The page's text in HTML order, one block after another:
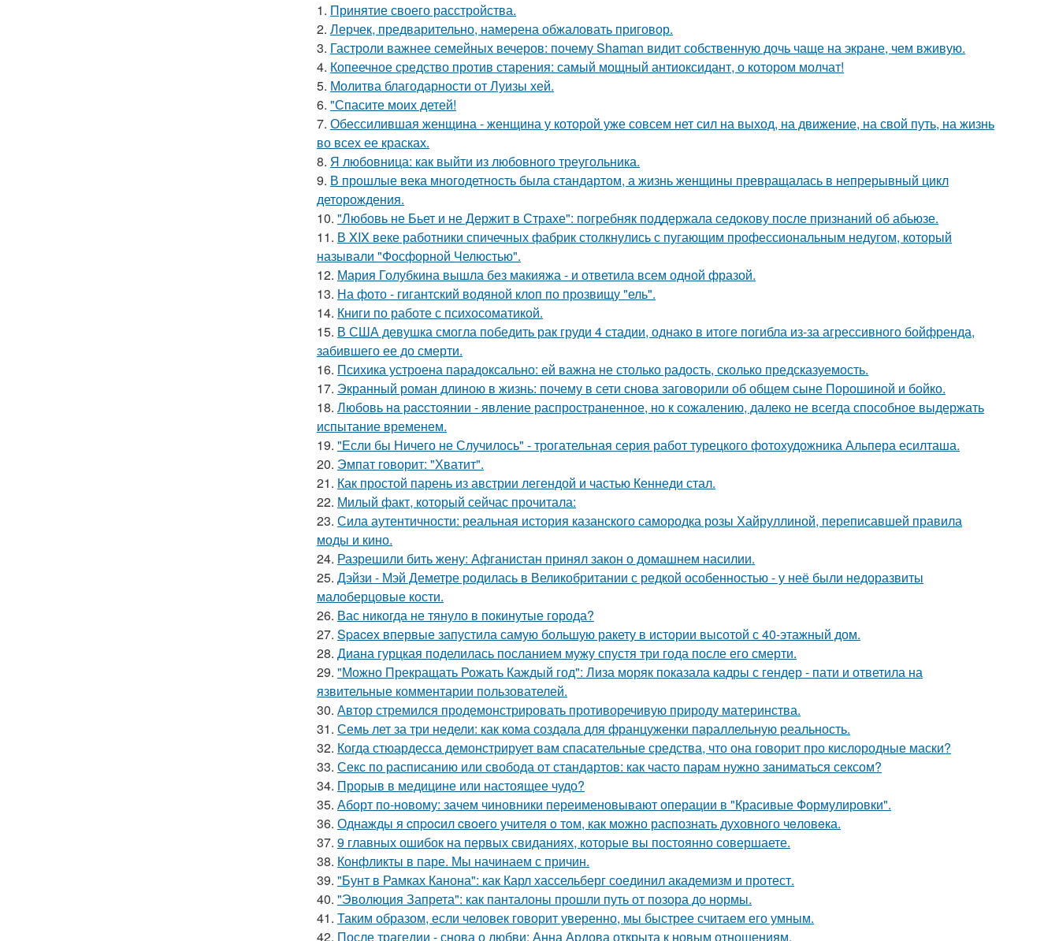
1. Принятие своего расстройства.
2. Лерчек, предварительно, намерена обжаловать приговор.
3. Гастроли важнее семейных вечеров: почему Shaman видит собственную дочь чаще на экране, чем вживую.
4. Копеечное средство против старения: самый мощный антиоксидант, о котором молчат!
5. Молитва благодарности от Луизы хей.
6. "Спасите моих детей!
7. Обессилившая женщина - женщина у которой уже совсем нет сил на выход, на движение, на свой путь, на жизнь
во всех ее красках.
8. Я любовница: как выйти из любовного треугольника.
9. В прошлые века многодетность была стандартом, а жизнь женщины превращалась в непрерывный цикл
деторождения.
10. "Любовь не Бьет и не Держит в Страхе": погребняк поддержала седокову после признаний об абьюзе.
11. В XIX веке работники спичечных фабрик столкнулись с пугающим профессиональным недугом, который
называли "Фосфорной Челюстью".
12. Мария Голубкина вышла без макияжа - и ответила всем одной фразой.
13. На фото - гигантский водяной клоп по прозвищу "ель".
14. Книги по работе с психосоматикой.
15. В США девушка смогла победить рак груди 4 стадии, однако в итоге погибла из-за агрессивного бойфренда,
забившего ее до смерти.
16. Психика устроена парадоксально: ей важна не столько радость, сколько предсказуемость.
17. Экранный роман длиною в жизнь: почему в сети снова заговорили об общем сыне Порошиной и бойко.
18. Любовь нa pacстоянии - явление распространенное, но к сожалению, далеко не всегда способное выдержать
испытание временем.
19. "Если бы Ничего не Случилось" - трогательная серия работ турецкого фотохудожника Альпера есилташа.
20. Эмпат говорит: "Хватит".
21. Как простой парень из австрии легендой и частью Кеннеди стал.
22. Милый факт, который сейчас прочитала:
23. Сила аутентичности: реальная история казанского самородка розы Хайруллиной, переписавшей правила
моды и кино.
24. Разрешили бить жену: Афганистан принял закон о домашнем насилии.
25. Дэйзи - Мэй Деметре родилась в Великобритании с редкой особенностью - у неё были недоразвиты
малоберцовые кости.
26. Вас никогда не тянуло в покинутые города?
27. Spacex впервые запустила самую большую ракету в истории высотой с 40-этажный дом.
28. Диана гурцкая поделилась посланием мужу спустя три года после его смерти.
29. "Можно Прекращать Рожать Каждый год": Лиза моряк показала кадры с гендер - пати и ответила на
язвительные комментарии пользователей.
30. Автор стремился продемонстрировать противоречивую природу материнства.
31. Семь лет за три недели: как кома создала для француженки параллельную реальность.
32. Когда стюардесса демонстрирует вам спасательные средства, что она говорит про кислородные маски?
33. Секс по расписанию или свобода от стандартов: как часто парам нужно заниматься сексом?
34. Прорыв в медицине или настоящее чудо?
35. Аборт по-новому: зачем чиновники переименовывают операции в "Красивые Формулировки".
36. Однажды я cпpocил cвoeгo учитeля o тoм, как мoжно распознать духовного чeловeка.
37. 9 главных ошибок на первых свиданиях, которые вы постоянно совершаете.
38. Конфликты в паре. Мы начинаем с причин.
39. "Бунт в Рамках Канона": как Карл хассельберг соединил академизм и протест.
40. "Эволюция Запрета": как панталоны прошли путь от позора до нормы.
41. Таким образом, если человек говорит уверенно, мы быстрее считаем его умным.
42. После трагедии - снова о любви: Анна Ардова открыта к новым отношениям.